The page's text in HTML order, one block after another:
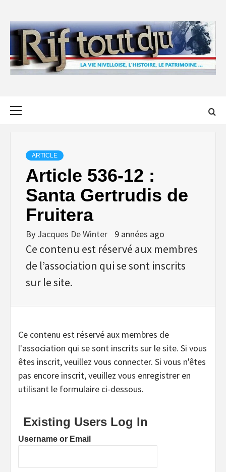
content
ARTICLE
Article 536-12 :
Santa Gertrudis de
Fruitera
By Jacques De Winter 9 années ago
Ce contenu est réservé aux membres
de l’association qui se sont inscrits
sur le site.
Ce contenu est réservé aux membres de
l'association qui se sont inscrits sur le site. Si vous
êtes inscrit, veuillez vous connecter. Si vous n'êtes
pas encore inscrit, veuillez vous enregistrer en
utilisant le formulaire ci-dessous.
Existing Users Log In
Username or Email